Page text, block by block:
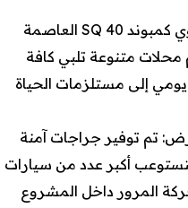
منطقة تجارية متكاملة: يحتوي كمبوند 40 SQ العاصمة
محلات متنوعة تلبي كافة
إلى مستلزمات الحياة
تم توفير جراجات آمنة
أكبر عدد من سيارات
المرور داخل المشروع